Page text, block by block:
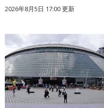
2026年8月5日 17:00更新